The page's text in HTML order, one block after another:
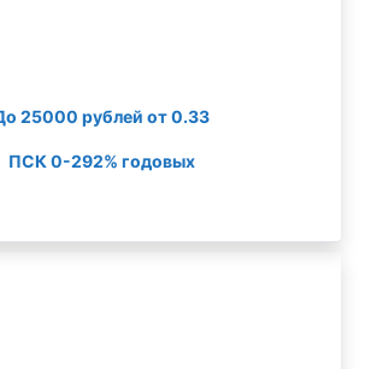
25000 рублей от 0.33
ПСК 0-292% годовых